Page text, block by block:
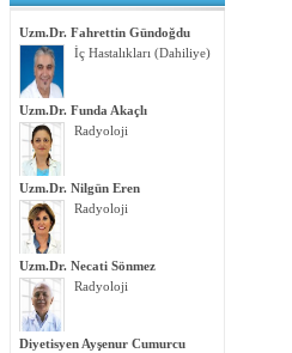
Uzm.Dr. Fahrettin Gündoğdu
İç Hastalıkları (Dahiliye)
Uzm.Dr. Funda Akaçlı
Radyoloji
Uzm.Dr. Nilgün Eren
Radyoloji
Uzm.Dr. Necati Sönmez
Radyoloji
Diyetisyen Ayşenur Cumurcu